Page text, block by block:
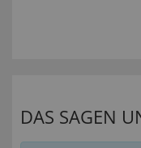
DAS SAGEN